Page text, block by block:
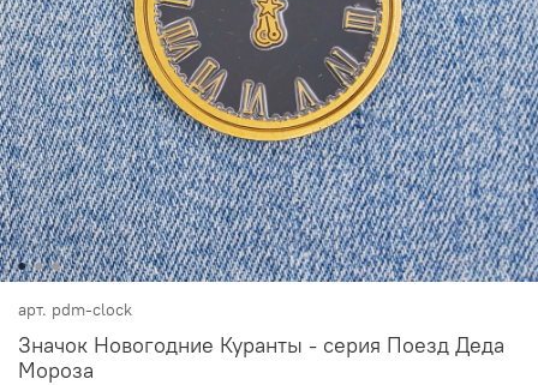
арт. pdm-clock
Значок Новогодние Куранты - серия Поезд Деда
Мороза